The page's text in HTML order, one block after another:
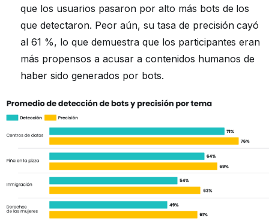
que los usuarios pasaron por alto más bots de los
que detectaron. Peor aún, su tasa de precisión cayó
al 61 %, lo que demuestra que los participantes eran
más propensos a acusar a contenidos humanos de
haber sido generados por bots.